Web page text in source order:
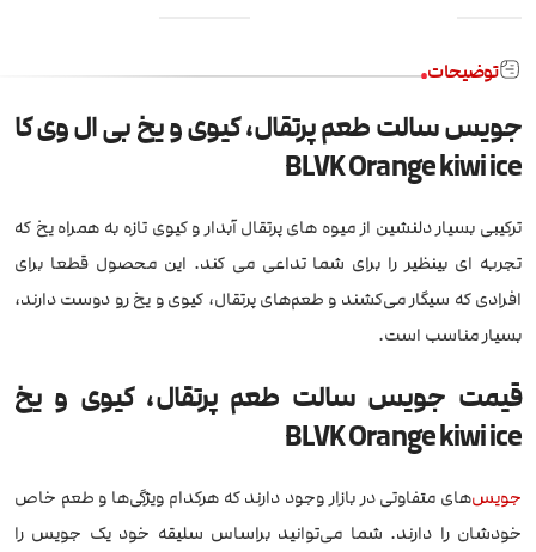
توضیحات
جویس سالت طعم پرتقال، کیوی و یخ بی ال وی کا
BLVK Orange kiwi ice
ترکیبی بسیار دلنشین از میوه های پرتقال آبدار و کیوی تازه به همراه یخ که
تجربه ای بینظیر را برای شما تداعی می کند. این محصول قطعا برای
افرادی که سیگار می‌کشند و طعم‌های پرتقال، کیوی و یخ رو دوست دارند،
بسیار مناسب است.
قیمت جویس سالت طعم پرتقال، کیوی و یخ
BLVK Orange kiwi ice
جویس‌های متفاوتی در بازار وجود دارند که هرکدام ویژگی‌ها و طعم خاص
خودشان را دارند. شما می‌توانید براساس سلیقه خود یک جویس را